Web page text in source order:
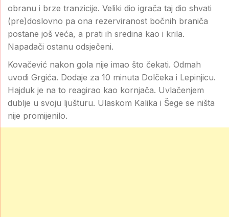
obranu i brze tranzicije. Veliki dio igrača taj dio shvati
(pre)doslovno pa ona rezerviranost bočnih braniča
postane još veća, a prati ih sredina kao i krila.
Napadači ostanu odsječeni.
Kovačević nakon gola nije imao što čekati. Odmah
uvodi Grgića. Dodaje za 10 minuta Dolčeka i Lepinjicu.
Hajduk je na to reagirao kao kornjača. Uvlačenjem
dublje u svoju ljušturu. Ulaskom Kalika i Šege se ništa
nije promijenilo.